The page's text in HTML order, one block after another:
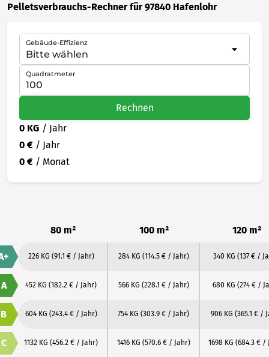
Pelletsverbrauchs-Rechner für 97840 Hafenlohr
Gebäude-Effizienz
Quadratmeter
Rechnen
0 KG / Jahr
0 € / Jahr
0 € / Monat
80 m² 100 m² 120 m²
226 KG (91.1 € / Jahr) 284 KG (114.5 € / Jahr) 340 KG (137 € /
A 452 KG (182.2 € / Jahr) 566 KG (228.1 € / Jahr) 680 KG (274 € /
B 604 KG (243.4 € / Jahr) 754 KG (303.9 € / Jahr) 906 KG (365.1 € /
C 1132 KG (456.2 € / Jahr) 1416 KG (570.6 € / Jahr) 1698 KG (684.3 € /